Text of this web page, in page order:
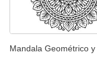
Mandala Geométrico